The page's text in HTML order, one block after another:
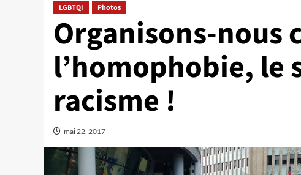
LGBTQI Photos
Organisons-nous
l’homophobie, le
racisme !
mai 22, 2017